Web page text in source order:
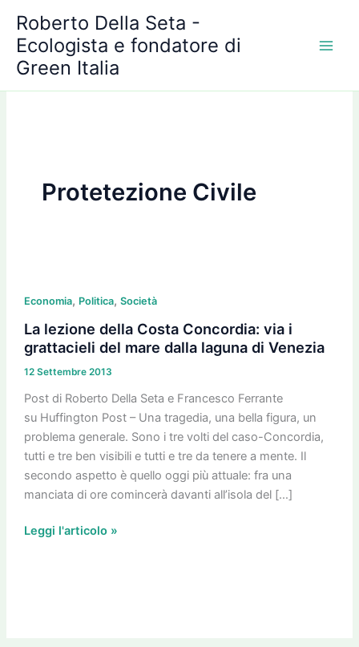
contenuto
Roberto Della Seta -
Ecologista e fondatore di
Green Italia
Protetezione Civile
Economia, Politica, Società
La lezione della Costa Concordia: via i
grattacieli del mare dalla laguna di Venezia
12 Settembre 2013
Post di Roberto Della Seta e Francesco Ferrante
su Huffington Post – Una tragedia, una bella figura, un
problema generale. Sono i tre volti del caso-Concordia,
tutti e tre ben visibili e tutti e tre da tenere a mente. Il
secondo aspetto è quello oggi più attuale: fra una
manciata di ore comincerà davanti all’isola del […]
lezione
della
Costa
Concordia:
via
i
grattacieli
del
mare
dalla
laguna
Venezia
Leggi l'articolo »
r
c
h